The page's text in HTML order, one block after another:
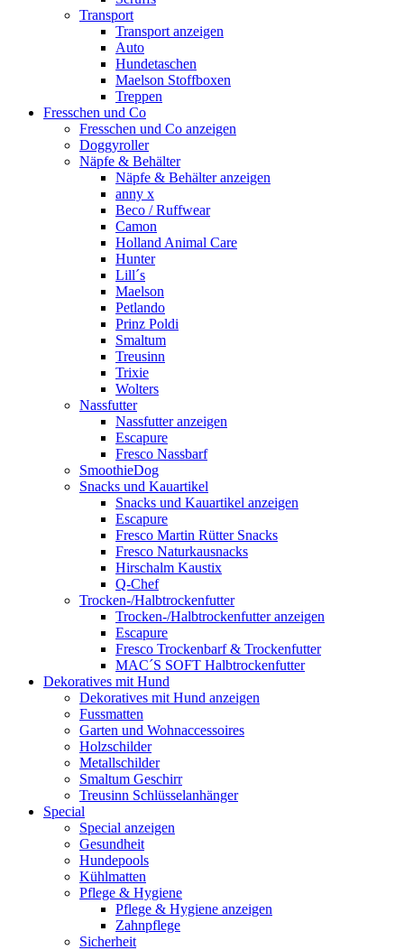
Transport
Transport anzeigen
Auto
Hundetaschen
Maelson Stoffboxen
Treppen
Fresschen und Co
Fresschen und Co anzeigen
Doggyroller
Näpfe & Behälter
Näpfe & Behälter anzeigen
anny x
Beco / Ruffwear
Camon
Holland Animal Care
Hunter
Lill´s
Maelson
Petlando
Prinz Poldi
Smaltum
Treusinn
Trixie
Wolters
Nassfutter
Nassfutter anzeigen
Escapure
Fresco Nassbarf
SmoothieDog
Snacks und Kauartikel
Snacks und Kauartikel anzeigen
Escapure
Fresco Martin Rütter Snacks
Fresco Naturkausnacks
Hirschalm Kaustix
Q-Chef
Trocken-/Halbtrockenfutter
Trocken-/Halbtrockenfutter anzeigen
Escapure
Fresco Trockenbarf & Trockenfutter
MAC´S SOFT Halbtrockenfutter
Dekoratives mit Hund
Dekoratives mit Hund anzeigen
Fussmatten
Garten und Wohnaccessoires
Holzschilder
Metallschilder
Smaltum Geschirr
Treusinn Schlüsselanhänger
Special
Special anzeigen
Gesundheit
Hundepools
Kühlmatten
Pflege & Hygiene
Pflege & Hygiene anzeigen
Zahnpflege
Sicherheit